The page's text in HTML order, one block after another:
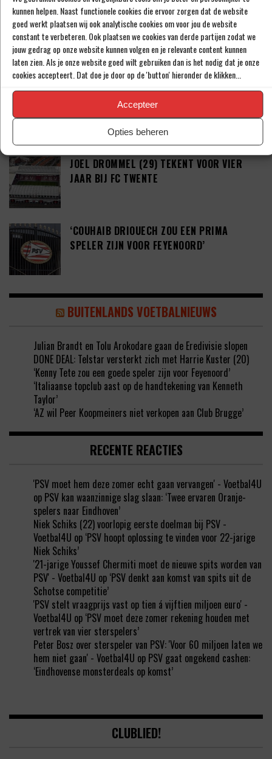
kunnen helpen. Naast functionele cookies die ervoor zorgen dat de website
goed werkt plaatsen wij ook analytische cookies om voor jou de website
constant te verbeteren. Ook plaatsen we cookies van derde partijen zodat we
jouw gedrag op onze website kunnen volgen en je relevante content kunnen
laten zien. Als je onze website goed wilt gebruiken dan is het nodig dat je onze
cookies accepteert. Dat doe je door op de 'button' hieronder de klikken...
Accepteer
Opties beheren
‘PSV IN ONDERHANDELING MET HET
SCHOTSE RANGERS FC’
JARIGE ADAMA CAMARA’
JOEL DROMMEL (29) TEKENT VOOR VIER
JAAR BIJ FC TWENTE
‘COUHAIB DRIOUECH ZOU EEN PRIMA
SPELER ZIJN VOOR FEYENOORD’
BUITENLANDS VOETBALNIEUWS
Julian Brandt en Tolu Arokodare gaan de Eredivisie slopen
DONE DEAL: Telstar versterkt zich met Harrie Kuster (20)
‘Kenny Tete zou een goede speler zijn voor Feyenoord’
‘Italiaanse topclub aast op de handtekening van Kenneth
Taylor’
‘AZ wil Peer Koopmeiners niet verkopen aan Club Brugge’
RECENTE REACTIES
'PSV moet hem deze zomer echt gaan vervangen' - Voetbal4U
op PSV kan waanzinnige slag slaan: ‘Twee ervaren Oranje-
spelers naar Eindhoven’
Niek Schiks (22) voorlopig eerste doelman bij PSV -
Voetbal4U op ‘PSV hoopt oplossing te vinden voor 22-jarige
Niek Schiks’
'21-jarige Youssef Chermiti moet de nieuwe spits worden van
PSV' - Voetbal4U op ‘PSV denkt aan komst van spits uit de
Schotse competitie’
'PSV stelt vraagprijs vast op tien á vijftien miljoen euro' -
Voetbal4U op ‘PSV moet deze zomer rekening houden met
vertrek van vier sterspelers’
Peter Bosz over sterspeler van PSV: 'Voor 60 miljoen laten we
hem niet gaan' - Voetbal4U op PSV gaat ongekend cashen:
‘Eindhovense monsterdeals op komst’
CLUBLIED!